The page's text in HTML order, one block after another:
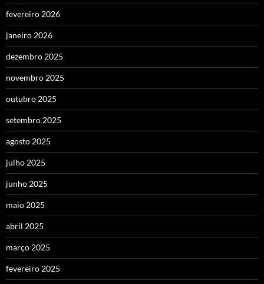
fevereiro 2026
janeiro 2026
dezembro 2025
novembro 2025
outubro 2025
setembro 2025
agosto 2025
julho 2025
junho 2025
maio 2025
abril 2025
março 2025
fevereiro 2025